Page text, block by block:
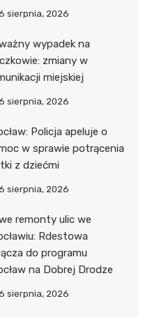
sierpnia, 2026
wypadek na
zmiany w
miejskiej
sierpnia, 2026
Policja apeluje o
w sprawie potrącenia
z dziećmi
sierpnia, 2026
remonty ulic we
Rdestowa
do programu
na Dobrej Drodze
sierpnia, 2026